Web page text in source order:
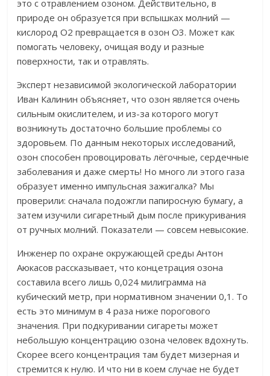
это с отравлением озоном. Действительно, в
природе он образуется при вспышках молний —
кислород О2 превращается в озон О3. Может как
помогать человеку, очищая воду и разные
поверхности, так и отравлять.
Эксперт независимой экологической лаборатории
Иван Калинин объясняет, что озон является очень
сильным окислителем, и из-за которого могут
возникнуть достаточно большие проблемы со
здоровьем. По данным некоторых исследований,
озон способен провоцировать лёгочные, сердечные
заболевания и даже смерть! Но много ли этого газа
образует именно импульсная зажигалка? Мы
проверили: сначала подожгли папиросную бумагу, а
затем изучили сигаретный дым после прикуривания
от ручных молний. Показатели — совсем невысокие.
Инженер по охране окружающей среды Антон
Аюкасов рассказывает, что концетрация озона
составила всего лишь 0,024 милиграмма на
кубический метр, при нормативном значении 0,1. То
есть это минимум в 4 раза ниже порогового
значения. При подкуривании сигареты может
небольшую концентрацию озона человек вдохнуть.
Скорее всего концентрация там будет мизерная и
стремится к нулю. И что ни в коем случае не будет